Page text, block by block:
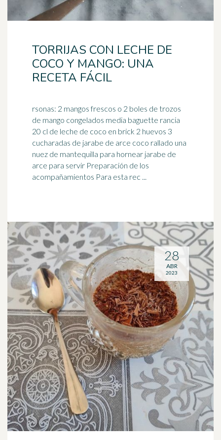
TORRIJAS CON LECHE DE
COCO Y MANGO: UNA
RECETA FÁCIL
rsonas: 2 mangos frescos o 2 boles de trozos
de mango congelados media baguette rancia
20 cl de leche de coco en brick 2 huevos 3
cucharadas de jarabe de arce coco rallado una
nuez de mantequilla para hornear jarabe de
arce para servir Preparación de los
acompañamientos Para esta rec ...
28
ABR
2023